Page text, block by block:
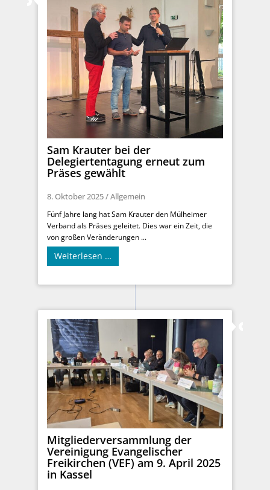
Sam Krauter bei der
Delegiertentagung erneut zum
Präses gewählt
8. Oktober 2025/Allgemein
Fünf Jahre lang hat Sam Krauter den Mülheimer
Verband als Präses geleitet. Dies war ein Zeit, die
von großen Veränderungen ...
Weiterlesen …
Mitgliederversammlung der
Vereinigung Evangelischer
Freikirchen (VEF) am 9. April 2025
in Kassel